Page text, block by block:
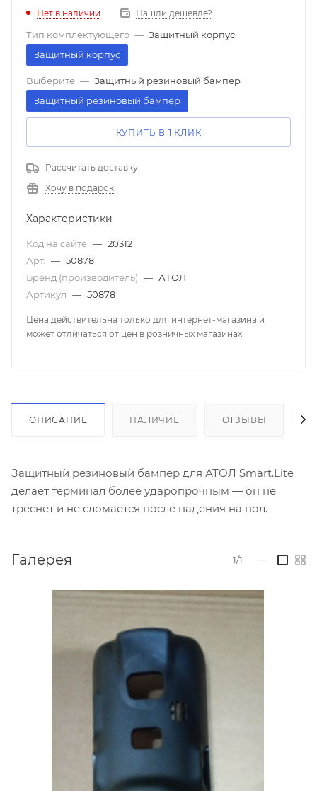
Нет в наличии Нашли дешевле?
Тип комплектующего — Защитный корпус
Защитный корпус
Выберите — Защитный резиновый бампер
Защитный резиновый бампер
КУПИТЬ В 1 КЛИК
Рассчитать доставку
Хочу в подарок
Характеристики
Код на сайте — 20312
Арт. — 50878
Бренд (производитель) — АТОЛ
Артикул — 50878
Цена действительна только для интернет-магазина и
может отличаться от цен в розничных магазинах
ОПИСАНИЕ НАЛИЧИЕ ОТЗЫВЫ
Защитный резиновый бампер для АТОЛ Smart.Lite
делает терминал более ударопрочным — он не
треснет и не сломается после падения на пол.
Галерея 1/1